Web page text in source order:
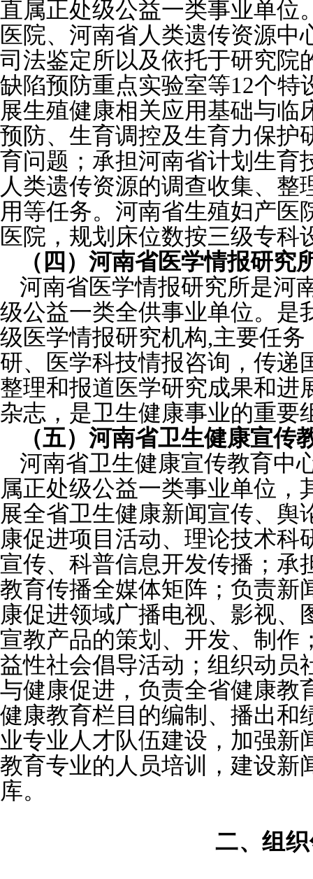
直属正处级公益一类事业单位
医院、河南省人类遗传资源中
司法鉴定所以及依托于研究院
缺陷预防重点实验室等12个特
展生殖健康相关应用基础与临
预防、生育调控及生育力保护
育问题；承担河南省计划生育
人类遗传资源的调查收集、整
用等任务。河南省生殖妇产医
医院，规划床位数按三级专科
（四）河南省医学情报研究
河南省医学情报研究所是河
级公益一类全供事业单位。是
级医学情报研究机构,主要任
研、医学科技情报咨询，传递
整理和报道医学研究成果和进
杂志，是卫生健康事业的重要
（五）河南省卫生健康宣传
河南省卫生健康宣传教育中
属正处级公益一类事业单位，
展全省卫生健康新闻宣传、舆
康促进项目活动、理论技术科
宣传、科普信息开发传播；承
教育传播全媒体矩阵；负责新
康促进领域广播电视、影视、
宣教产品的策划、开发、制作
益性社会倡导活动；组织动员
与健康促进，负责全省健康教
健康教育栏目的编制、播出和
业专业人才队伍建设，加强新
教育专业的人员培训，建设新
库。
二、组